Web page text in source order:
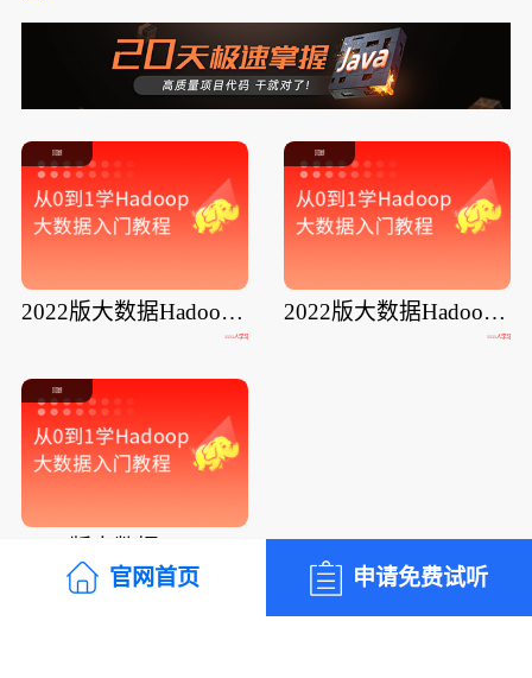
回顾
2022版大数据Hadoop入门2022版大数
1111人学习
回顾
2022版大数据Hadoop入门2022版大数
1111人学习
回顾
官网首页 申请免费试听